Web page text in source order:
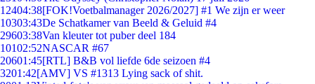
12404:38[FOK!Voetbalmanager 2026/2027] #1 We zijn er weer
10303:43De Schatkamer van Beeld & Geluid #4
29603:38Van kleuter tot puber deel 184
10102:52NASCAR #67
20601:45[RTL] B&B vol liefde 6de seizoen #4
3201:42[AMV] VS #1313 Lying sack of shit.